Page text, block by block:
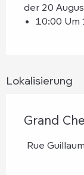
der 20
10:00 Um
Lokalisierung
Grand
Rue